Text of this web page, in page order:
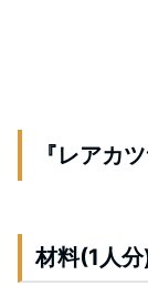
『レアカ
材料(1人